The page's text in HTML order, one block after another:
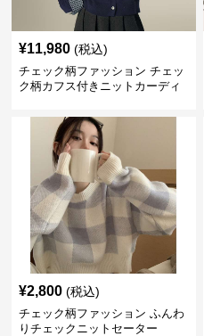
¥11,980 (税込)
チェック柄ファッション チェッ
ク柄カフス付きニットカーディ
¥2,800 (税込)
チェック柄ファッション ふんわ
りチェックニットセーター